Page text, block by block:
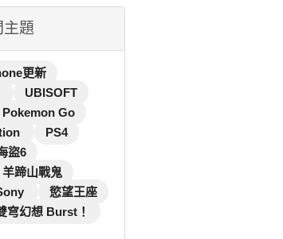
主題
更新
UBISOFT
Pokemon Go
PS4
盜6
羊蹄山戰鬼
慾望王座
穹幻想 Burst！